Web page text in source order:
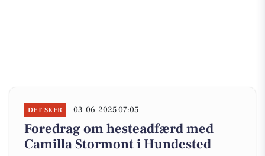
DET SKER 03-06-2025 07:05
Foredrag om hesteadfærd med
Camilla Stormont i Hundested